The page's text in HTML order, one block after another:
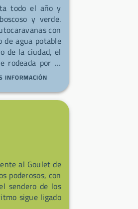
todo el año y
y verde.
con
agua potable
de la ciudad, el
rodeada por el
mañana en la
y rillettes de
INFORMACIÓN
al Goulet de
poderosos, con
sendero de los
sigue ligado